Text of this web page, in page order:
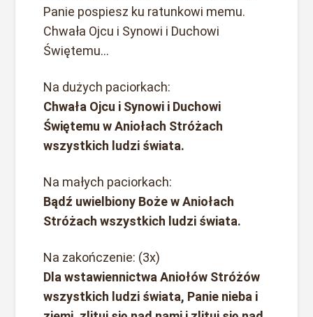
Panie pospiesz ku ratunkowi memu.
Chwała Ojcu i Synowi i Duchowi
Świętemu…
Na dużych paciorkach:
Chwała Ojcu i Synowi i Duchowi
Świętemu w Aniołach Stróżach
wszystkich ludzi świata.
Na małych paciorkach:
Bądź uwielbiony Boże w Aniołach
Stróżach wszystkich ludzi świata.
Na zakończenie: (3x)
Dla wstawiennictwa Aniołów Stróżów
wszystkich ludzi świata, Panie nieba i